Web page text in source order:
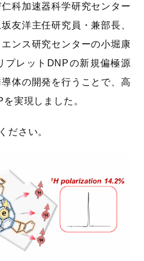
科加速器科学研究センター
友洋主任研究員・兼部長、
ンス研究センターの小堀康
プレットDNPの新規偏極源
体の開発を行うことで、高
実現しました。
ださい。